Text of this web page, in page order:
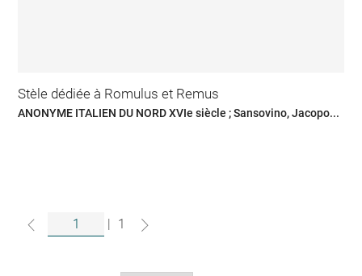
Stèle dédiée à Romulus et Remus
ANONYME ITALIEN DU NORD XVIe siècle ; Sansovino, Jacopo...
1